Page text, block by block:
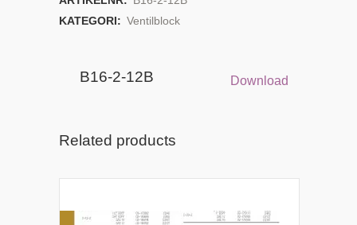
KATEGORI: Ventilblock
B16-2-12B Download
Related products